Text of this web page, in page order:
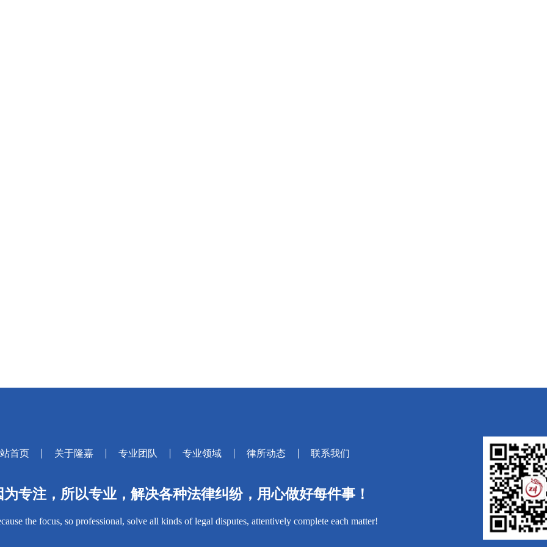
首页 关于隆嘉 专业团队 专业领域 律所动态 联系我们
为专注，所以专业，解决各种法律纠纷，用心做好每件事！
the focus, so professional, solve all kinds of legal disputes, attentively complete each matter!